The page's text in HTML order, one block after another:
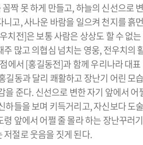
짝 못 하게 만들고, 하늘의 신선으로
니고, 사나운 바람을 일으켜 천지를 흙
치전]은 보통 사람은 상상도 할 수 없
주 많고 의협심 넘치는 영웅, 전우치의
에서 [홍길동전]과 함께 우리나라 대표
길동과 달리 쾌활하고 장난기 어린 모
을 준다. 신선으로 변한 자기 앞에서 어
하들을 보며 키득거리고, 자신보다 도
령 앞에서 어쩔 줄 몰라 하는 장난꾸러기
저절로 웃음을 짓게 된다.